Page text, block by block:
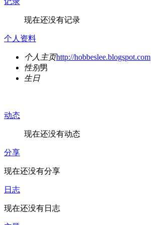
现在还没有记录
个人资料
个人主页http://hobbeslee.blogspot.com
性别男
生日
动态
现在还没有动态
分享
现在还没有分享
日志
现在还没有日志